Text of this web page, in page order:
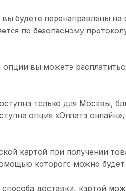
будете перенаправлены на
по безопасному
вы можете
только для Москвы,
опция «Оплата
картой при получении
которого можно будет
доставки, картой